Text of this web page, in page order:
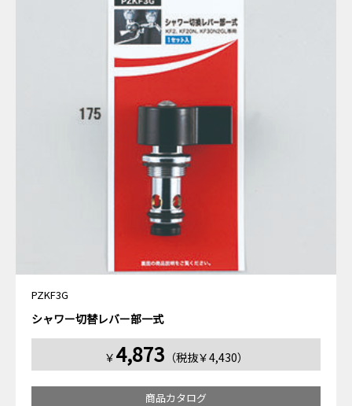
PZKF3G
シャワー切替レバー部一式
￥ 4,873 （税抜￥4,430）
商品カタログ